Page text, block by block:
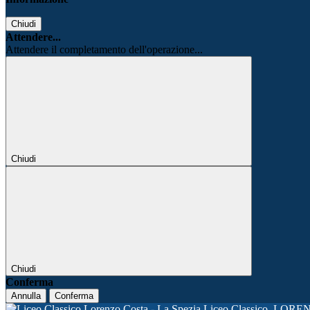
Chiudi
Attendere...
Attendere il completamento dell'operazione...
Chiudi
Chiudi
Conferma
Annulla Conferma